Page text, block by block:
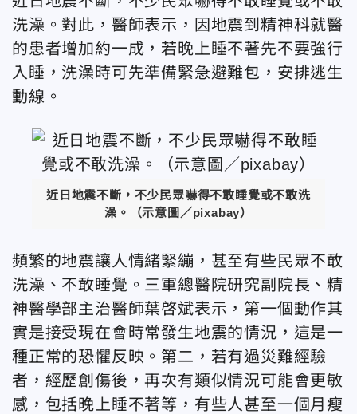
洗澡。對此，醫師表示，因地震到精神科就醫
的患者增加約一成，若晚上睡不著先不要強行
入睡，洗澡時可先準備緊急避難包，安排逃生
動線。
近日地震不斷，不少民眾嚇得不敢睡覺或不敢洗
澡。（示意圖／pixabay）
頻繁的地震讓人情緒緊繃，甚至有些民眾不敢
洗澡、不敢睡覺。三軍總醫院研究副院長、精
神醫學部主治醫師葉啓斌表示，第一個動作其
實是接受現在會時常發生地震的情況，這是一
種正常的恐懼反映。第二，若有過災難經驗
者，經歷創傷後，再次有類似情況可能會更敏
感，包括晚上睡不著等，有些人甚至一個月瘦